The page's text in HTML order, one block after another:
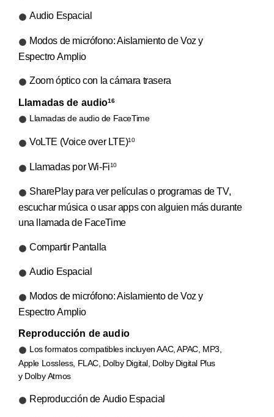
Audio Espacial
Modos de micrófono: Aislamiento de Voz y
Espectro Amplio
Zoom óptico con la cámara trasera
Llamadas de audio16
Llamadas de audio de FaceTime
VoLTE (Voice over LTE)10
Llamadas por Wi-Fi10
SharePlay para ver películas o programas de TV,
escuchar música o usar apps con alguien más durante
una llamada de FaceTime
Compartir Pantalla
Audio Espacial
Modos de micrófono: Aislamiento de Voz y
Espectro Amplio
Reproducción de audio
Los formatos compatibles incluyen AAC, APAC, MP3,
Apple Lossless, FLAC, Dolby Digital, Dolby Digital Plus
y Dolby Atmos
Reproducción de Audio Espacial